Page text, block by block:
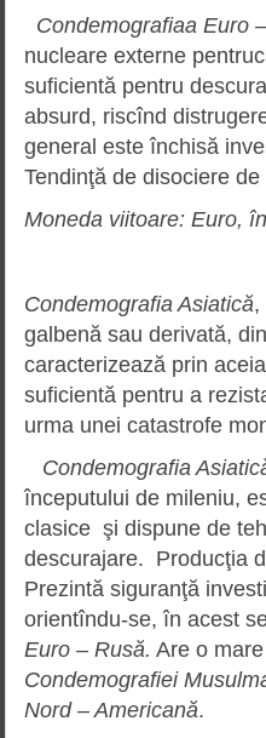
Condemografiaa Euro
nucleare externe
suficientă pentru
absurd, riscînd
general este închisă
Tendinţă de disociere
Moneda viitoare: Euro,
Condemografia Asiatică,
galbenă sau derivată,
caracterizează prin
suficientă pentru a
urma unei catastrofe
Condemografia
începutului de mileniu,
clasice şi dispune de
descurajare. Producţia
Prezintă siguranţă
orientîndu-se, în acest
Euro – Rusă. Are o
Condemografiei
Nord – Americană.